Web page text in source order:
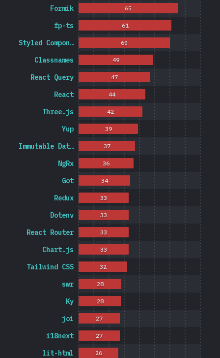
lit-html
i18next
joi
Ky
swr
Tailwind CSS
Chart.js
React Router
Dotenv
Redux
Got
NgRx
Immutable Dat…
Yup
Three.js
React
React Query
Classnames
Styled Compon…
fp-ts
Formik
26
27
27
28
28
32
33
33
33
33
34
36
37
39
42
44
47
49
60
61
65